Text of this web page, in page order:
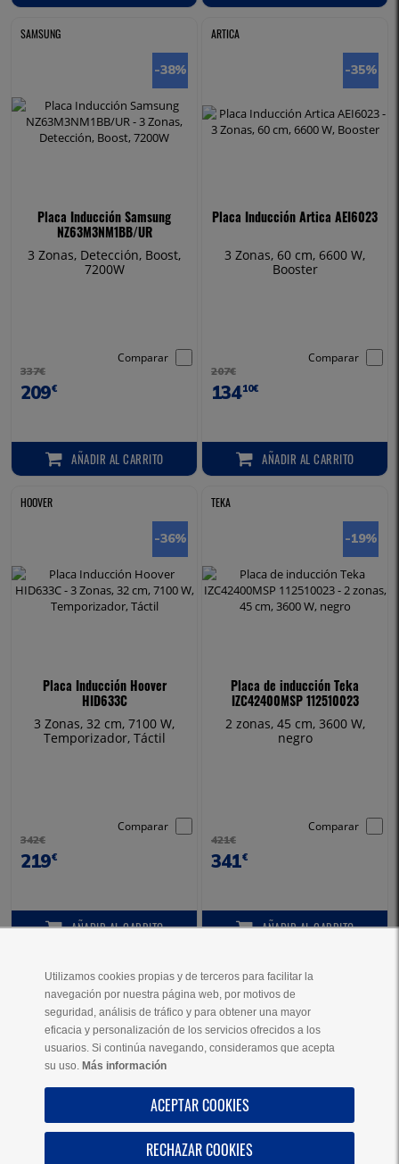
SAMSUNG
-38%
Placa Inducción Samsung
NZ63M3NM1BB/UR
3 Zonas, Detección, Boost,
7200W
Comparar
337€
209€
AÑADIR AL CARRITO
ARTICA
-35%
Placa Inducción Artica AEI6023
3 Zonas, 60 cm, 6600 W,
Booster
Comparar
207€
134 10€
AÑADIR AL CARRITO
HOOVER
-36%
Placa Inducción Hoover
HID633C
3 Zonas, 32 cm, 7100 W,
Temporizador, Táctil
Comparar
342€
219€
AÑADIRAL CARRITO
TEKA
-19%
Placa de inducción Teka
IZC42400MSP 112510023
2 zonas, 45 cm, 3600 W,
negro
Comparar
421€
341€
AÑADIRAL CARRITO
VER MÁS PRODUCTOS
AYUDA
SOBRE NOSOTROS
Utilizamos cookies propias y de terceros para facilitar la
navegación por nuestra página web, por motivos de
seguridad, análisis de tráfico y para obtener una mayor
eficacia y personalización de los servicios ofrecidos a los
usuarios. Si continúa navegando, consideramos que acepta
su uso. Más información
ACEPTAR COOKIES
RECHAZAR COOKIES